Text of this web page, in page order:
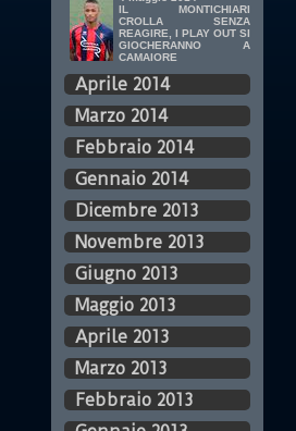
IL MONTICHIARI
CROLLA SENZA
REAGIRE, I PLAY OUT SI
GIOCHERANNO A
CAMAIORE
Aprile 2014
Marzo 2014
Febbraio 2014
Gennaio 2014
Dicembre 2013
Novembre 2013
Giugno 2013
Maggio 2013
Aprile 2013
Marzo 2013
Febbraio 2013